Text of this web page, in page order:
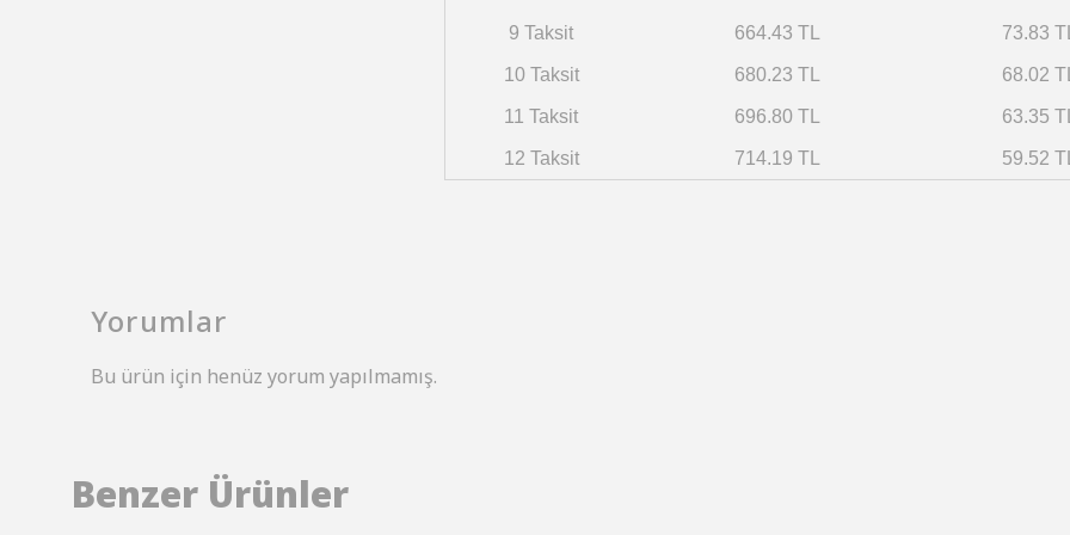
9 Taksit 664.43 TL 73.83 TL
10 Taksit 680.23 TL 68.02 TL
11 Taksit 696.80 TL 63.35 TL
12 Taksit 714.19 TL 59.52 TL
Yorumlar
Bu ürün için henüz yorum yapılmamış.
Benzer Ürünler